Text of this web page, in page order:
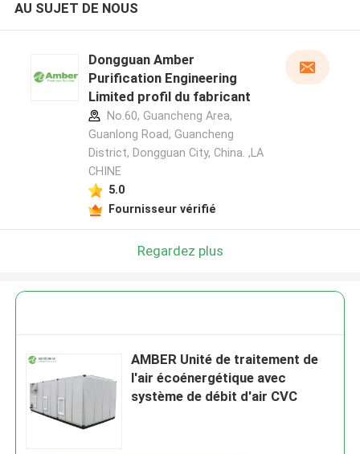
AU SUJET DE NOUS
Dongguan Amber
Purification Engineering
Limited profil du fabricant
No.60, Guancheng Area,
Guanlong Road, Guancheng
District, Dongguan City, China. ,LA
CHINE
5.0
Fournisseur vérifié
Regardez plus
AMBER Unité de traitement de
l'air écoénergétique avec
système de débit d'air CVC